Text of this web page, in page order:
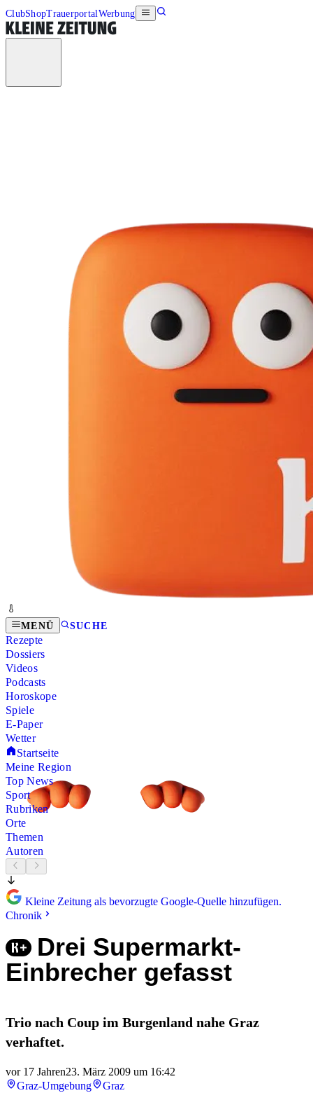
ClubShopTrauerportalWerbung
MENÜ SUCHE
Rezepte
Dossiers
Videos
Podcasts
Horoskope
Spiele
E-Paper
Wetter
Startseite
Meine Region
Top News
Sport
Rubriken
Orte
Themen
Autoren
Kleine Zeitung als bevorzugte Google-Quelle hinzufügen.
Chronik
Drei Supermarkt-
Einbrecher gefasst
Trio nach Coup im Burgenland nahe Graz
verhaftet.
vor 17 Jahren23. März 2009 um 16:42
Graz-Umgebung
Graz